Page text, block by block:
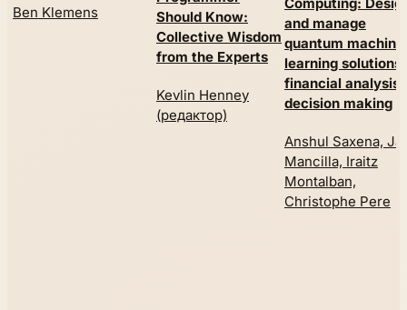
Ben Klemens
Should Know:
Collective Wisdom
from the Experts
Kevlin Henney
(редактор)
Computing:
and manage
quantum machine
learning solutions
financial analysis
decision making
Anshul Saxena,
Mancilla, Iraitz
Montalban,
Christophe Pere